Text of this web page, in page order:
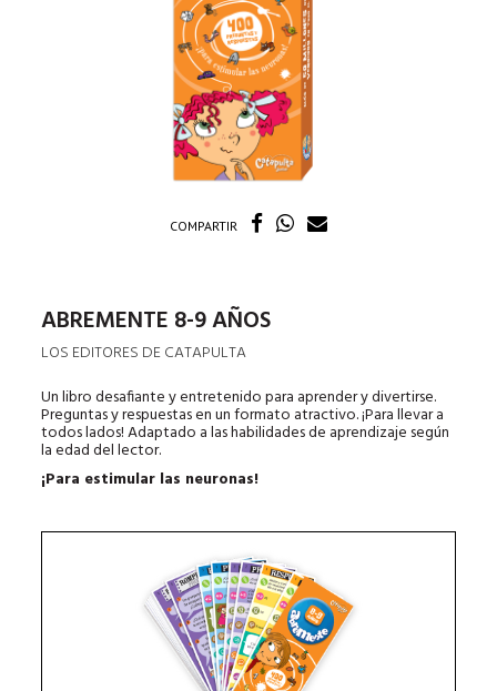
COMPARTIR
ABREMENTE 8-9 AÑOS
LOS EDITORES DE CATAPULTA
Un libro desafiante y entretenido para aprender y divertirse.
Preguntas y respuestas en un formato atractivo. ¡Para llevar a
todos lados! Adaptado a las habilidades de aprendizaje según
la edad del lector.
¡Para estimular las neuronas!